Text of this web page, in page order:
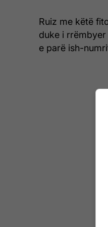
Ruiz me këtë
duke i rrëmbyer
e parë ish-